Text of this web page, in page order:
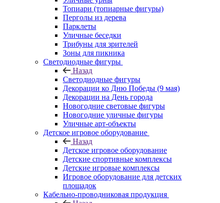
Топиари (топиарные фигуры)
Перголы из дерева
Парклеты
Уличные беседки
Трибуны для зрителей
Зоны для пикника
Светодиодные фигуры
Назад
Светодиодные фигуры
Декорации ко Дню Победы (9 мая)
Декорации на День города
Новогодние световые фигуры
Новогодние уличные фигуры
Уличные арт-объекты
Детское игровое оборудование
Назад
Детское игровое оборудование
Детские спортивные комплексы
Детские игровые комплексы
Игровое оборудование для детских
площадок
Кабельно-проводниковая продукция